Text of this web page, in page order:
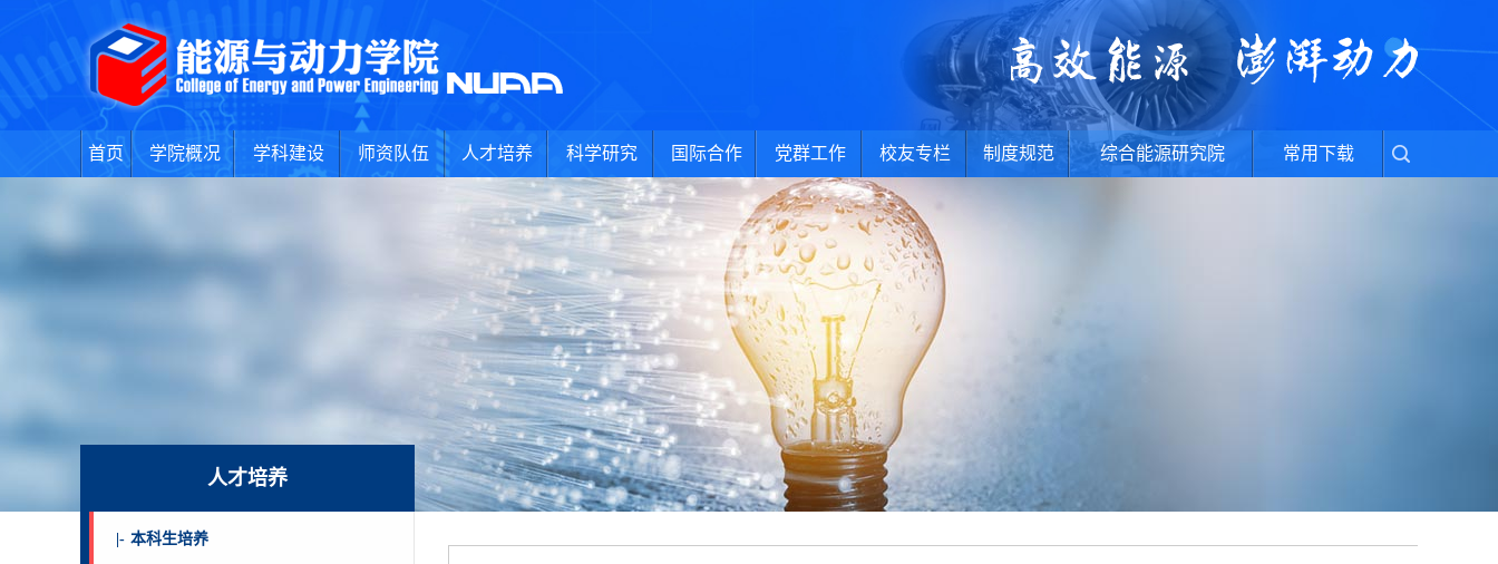
首页 学院概况 学科建设 师资队伍 人才培养 科学研究 国际合作 党群工作 校友专栏 制度规范 综合能源研究院 常用下载
人才培养
|- 本科生培养